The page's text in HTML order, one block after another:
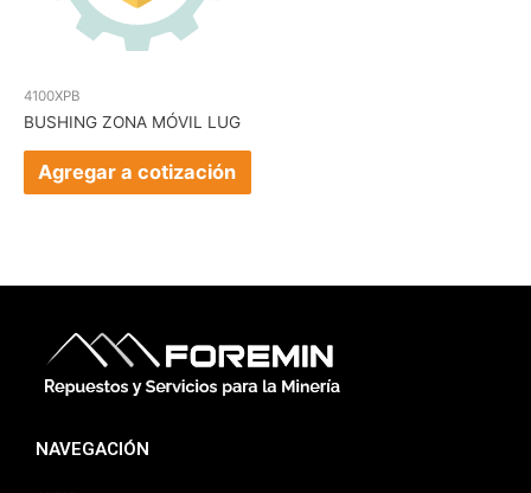
4100XPB
BUSHING ZONA MÓVIL LUG
Agregar a cotización
NAVEGACIÓN